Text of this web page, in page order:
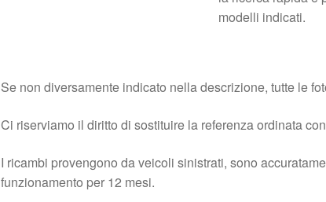
modelli indicati.
Se non diversamente indicato nella descrizione, tutte le
Ci riserviamo il diritto di sostituire la referenza ordinata
I ricambi provengono da veicoli sinistrati, sono
funzionamento per 12 mesi.